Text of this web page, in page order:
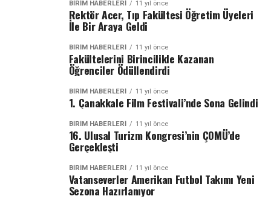
BİRİM HABERLERİ 11 yıl önce
Rektör Acer, Tıp Fakültesi Öğretim Üyeleri
İle Bir Araya Geldi
BİRİM HABERLERİ 11 yıl önce
Fakültelerini Birincilikle Kazanan
Öğrenciler Ödüllendirdi
BİRİM HABERLERİ 11 yıl önce
1. Çanakkale Film Festivali’nde Sona Gelindi
BİRİM HABERLERİ 11 yıl önce
16. Ulusal Turizm Kongresi’nin ÇOMÜ’de
Gerçekleşti
BİRİM HABERLERİ 11 yıl önce
Vatanseverler Amerikan Futbol Takımı Yeni
Sezona Hazırlanıyor